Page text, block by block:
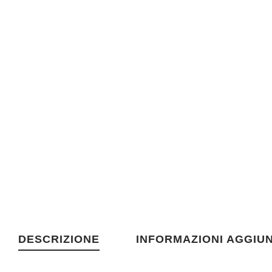
DESCRIZIONE INFORMAZIONI